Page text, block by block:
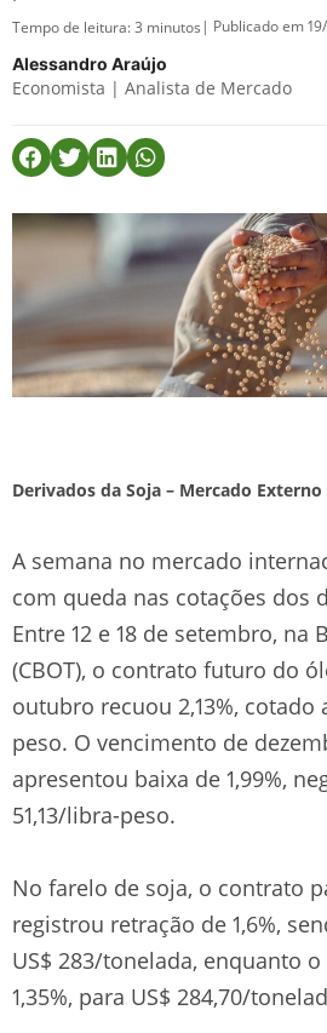
Tempo de leitura:3 minutos | Publicado em
Alessandro Araújo
Economista | Analista de Mercado
Derivados da Soja – Mercado Externo
A semana no mercado
com queda nas cotações dos
Entre 12 e 18 de setembro, na
(CBOT), o contrato futuro do
outubro recuou 2,13%, cotado
peso. O vencimento de
apresentou baixa de 1,99%,
51,13/libra-peso.
No farelo de soja, o contrato
registrou retração de 1,6%,
US$ 283/tonelada, enquanto
1,35%, para US$ 284,70/